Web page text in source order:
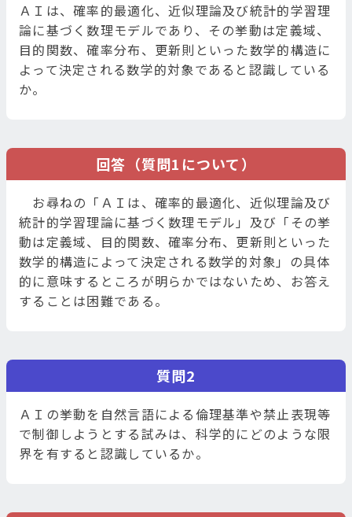
ＡＩは、確率的最適化、近似理論及び統計的学習理
論に基づく数理モデルであり、その挙動は定義域、
目的関数、確率分布、更新則といった数学的構造に
よって決定される数学的対象であると認識している
か。
回答（質問1について）
お尋ねの「ＡＩは、確率的最適化、近似理論及び
統計的学習理論に基づく数理モデル」及び「その挙
動は定義域、目的関数、確率分布、更新則といった
数学的構造によって決定される数学的対象」の具体
的に意味するところが明らかではないため、お答え
することは困難である。
質問2
ＡＩの挙動を自然言語による倫理基準や禁止表現等
で制御しようとする試みは、科学的にどのような限
界を有すると認識しているか。